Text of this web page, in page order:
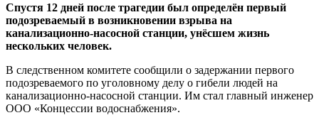
Спустя 12 дней после трагедии был определён первый
подозреваемый в возникновении взрыва на
канализационно-насосной станции, унёсшем жизнь
нескольких человек.
В следственном комитете сообщили о задержании первого
подозреваемого по уголовному делу о гибели людей на
канализационно-насосной станции. Им стал главный инженер
ООО «Концессии водоснабжения».